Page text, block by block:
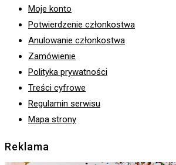
Moje konto
Potwierdzenie członkostwa
Anulowanie członkostwa
Zamówienie
Polityka prywatności
Treści cyfrowe
Regulamin serwisu
Mapa strony
Reklama